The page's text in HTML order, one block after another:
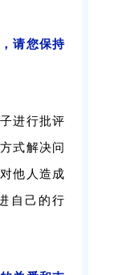
请您保持
进行批评
式解决问
他人造成
自己的行